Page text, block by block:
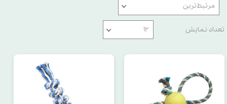
مرتبط‌ترین
تعداد نمایش ۱۲